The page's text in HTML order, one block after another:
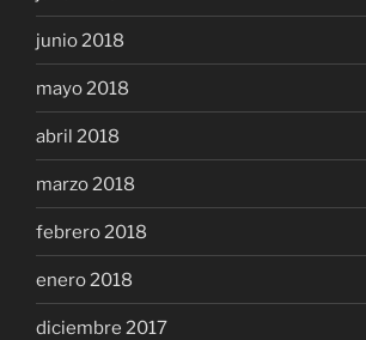
junio 2018
mayo 2018
abril 2018
marzo 2018
febrero 2018
enero 2018
diciembre 2017